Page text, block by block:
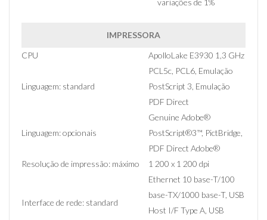
variações de 1%
IMPRESSORA
CPU
ApolloLake E3930 1,3 GHz
Linguagem: standard
PCL5c, PCL6, Emulação
PostScript 3, Emulação
PDF Direct
Linguagem: opcionais
Genuine Adobe®
PostScript®3™, PictBridge,
PDF Direct Adobe®
Resolução de impressão: máximo
1 200 x 1 200 dpi
Interface de rede: standard
Ethernet 10 base-T/100
base-TX/1000 base-T, USB
Host I/F Type A, USB